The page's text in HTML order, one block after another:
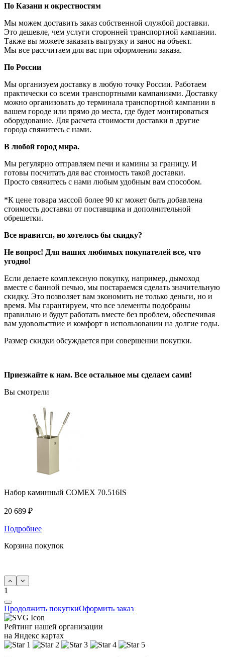
По Казани и окрестностям
Мы можем доставить заказ собственной службой доставки.
Это дешевле, чем услуги сторонней транспортной кампании.
Также вы можете заказать выгрузку и занос на объект.
Мы все рассчитаем для вас при оформлении заказа.
По России
Мы организуем доставку в любую точку России. Работаем
практически со всеми транспортными кампаниями. Доставку
можно организовать до терминала транспортной кампании в
вашем городе или прямо до места, где будет монтироваться
оборудование. Для расчета стоимости доставки в другие
города свяжитесь с нами.
В любой город мира.
Мы регулярно отправляем печи и камины за границу. И
готовы посчитать для вас стоимость такой доставки.
Просто свяжитесь с нами любым удобным вам способом.
*К цене товара массой более 90 кг может быть добавлена
стоимость доставки от поставщика и дополнительной
обрешетки.
Все нравится, но хотелось бы скидку?
Не вопрос! Для наших любимых покупателей все, что
угодно!
Если делаете комплексную покупку, например, дымоход
вместе с банной печью, мы постараемся сделать значительную
скидку. Это позволяет вам экономить не только деньги, но и
время. Мы гарантируем, что все элементы подобраны
правильно и будут работать вместе без проблем, обеспечивая
вам удовольствие и комфорт в использовании на долгие годы.
Размер скидки обсуждается при совершении покупки.
Приезжайте к нам. Все остальное мы сделаем сами!
Вы смотрели
Набор каминный COMEX 70.516IS
20 689 ₽
Подробнее
Корзина покупок
1
Продолжить покупкиОформить заказ
Рейтинг нашей организации
на Яндекс картах